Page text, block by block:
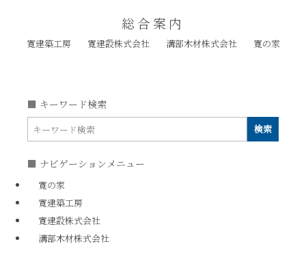
総合案内
寛建築工房 寛建設株式会社 溝部木材株式会社 寛の家
キーワード検索
ナビゲーションメニュー
寛の家
寛建築工房
寛建設株式会社
溝部木材株式会社